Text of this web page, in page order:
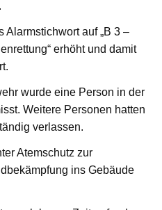
Alarmstichwort auf „B 3 –
erhöht und damit
wurde eine Person in der
Weitere Personen hatten
verlassen.
Atemschutz zur
ins Gebäude